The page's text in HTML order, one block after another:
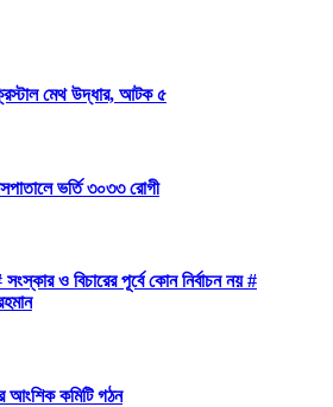
মেথ উদ্ধার, আটক ৫
ভর্তি ৩০৩৩ রোগী
ও বিচারের পূর্বে কোন নির্বাচন নয় #
আংশিক কমিটি গঠন